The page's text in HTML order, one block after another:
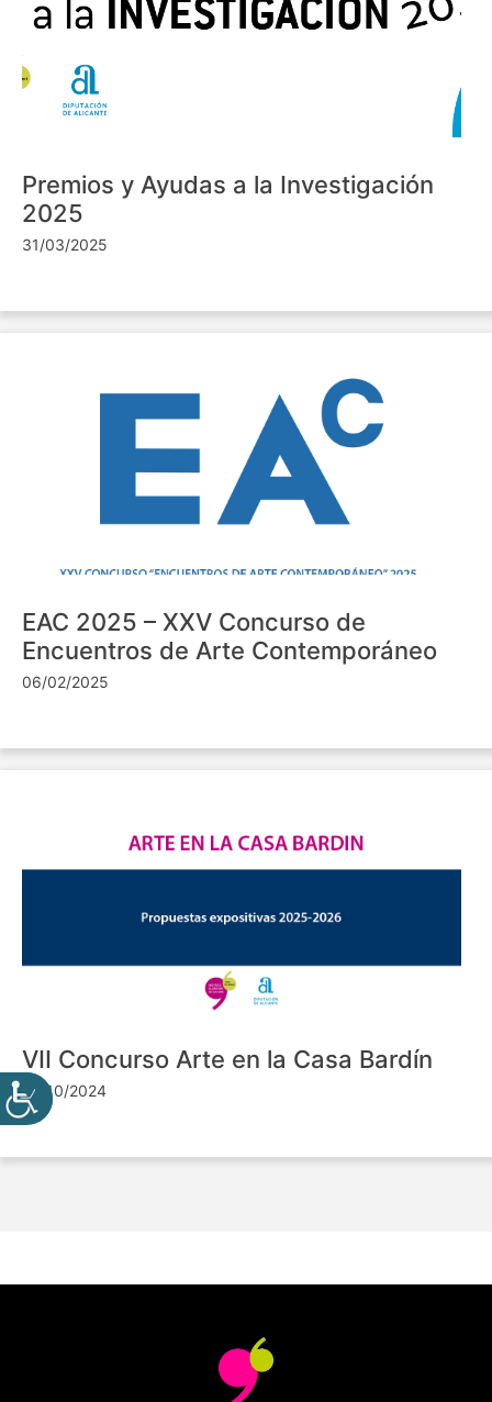
Premios y Ayudas a la Investigación
2025
31/03/2025
EAC 2025 – XXV Concurso de
Encuentros de Arte Contemporáneo
06/02/2025
VII Concurso Arte en la Casa Bardín
24/10/2024